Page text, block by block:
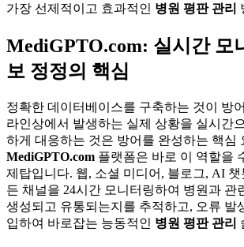
가장 선제적이고 효과적인 병원 평판 관리
MediGPTO.com: 실시간 모
보 정정의 핵심
정확한 데이터베이스를 구축하는 것이 방
라인상에서 발생하는 실제 상황을 실시간
하게 대응하는 것은 방어를 완성하는 핵심
MediGPTO.com 플랫폼은 바로 이 역할을
제탑입니다. 웹, 소셜 미디어, 블로그, AI 챗
든 채널을 24시간 모니터링하여 병원과 관
생성되고 유통되는지를 추적하고, 오류 발
입하여 바로잡는 능동적인 병원 평판 관리